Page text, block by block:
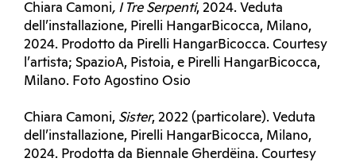
Chiara Camoni, I Tre Serpenti, 2024. Veduta
dell’installazione, Pirelli HangarBicocca, Milano,
2024. Prodotto da Pirelli HangarBicocca. Courtesy
l’artista; SpazioA, Pistoia, e Pirelli HangarBicocca,
Milano. Foto Agostino Osio
Chiara Camoni, Sister, 2022 (particolare). Veduta
dell’installazione, Pirelli HangarBicocca, Milano,
2024. Prodotta da Biennale Gherdëina. Courtesy